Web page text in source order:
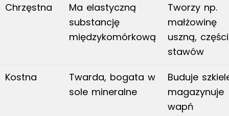
Chrzęstna
Ma elastyczną
substancję
międzykomórkową
Tworzy np.
małżowinę
uszną, części
stawów
Kostna
Twarda, bogata w
sole mineralne
Buduje
magazynuje
wapń